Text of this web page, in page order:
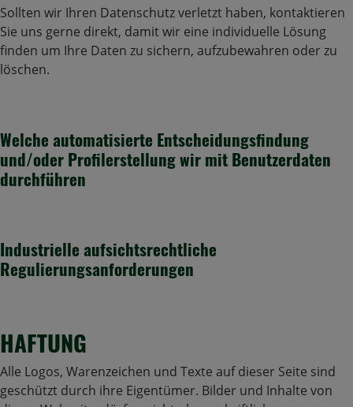
Sollten wir Ihren Datenschutz verletzt haben, kontaktieren
Sie uns gerne direkt, damit wir eine individuelle Lösung
finden um Ihre Daten zu sichern, aufzubewahren oder zu
löschen.
Welche automatisierte Entscheidungsfindung
und/oder Profilerstellung wir mit Benutzerdaten
durchführen
Industrielle aufsichtsrechtliche
Regulierungsanforderungen
HAFTUNG
Alle Logos, Warenzeichen und Texte auf dieser Seite sind
geschützt durch ihre Eigentümer. Bilder und Inhalte von